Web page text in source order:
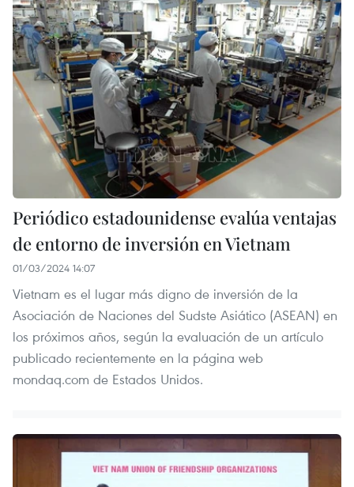
Periódico estadounidense evalúa ventajas
de entorno de inversión en Vietnam
01/03/2024 14:07
Vietnam es el lugar más digno de inversión de la
Asociación de Naciones del Sudste Asiático (ASEAN) en
los próximos años, según la evaluación de un artículo
publicado recientemente en la página web
mondaq.com de Estados Unidos.